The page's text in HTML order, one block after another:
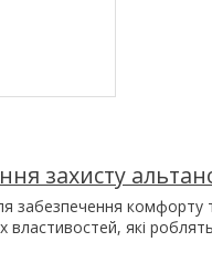
захисту
комфорту
які